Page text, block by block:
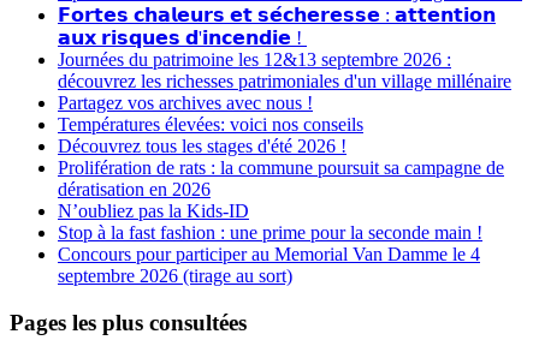
𝗙𝗼𝗿𝘁𝗲𝘀 𝗰𝗵𝗮𝗹𝗲𝘂𝗿𝘀 𝗲𝘁 𝘀𝗲́𝗰𝗵𝗲𝗿𝗲𝘀𝘀𝗲 : 𝗮𝘁𝘁𝗲𝗻𝘁𝗶𝗼𝗻
𝗮𝘂𝘅 𝗿𝗶𝘀𝗾𝘂𝗲𝘀 𝗱'𝗶𝗻𝗰𝗲𝗻𝗱𝗶𝗲 !
Journées du patrimoine les 12&13 septembre 2026 :
découvrez les richesses patrimoniales d'un village millénaire
Partagez vos archives avec nous !
Températures élevées: voici nos conseils
Découvrez tous les stages d'été 2026 !
Prolifération de rats : la commune poursuit sa campagne de
dératisation en 2026
N’oubliez pas la Kids-ID
Stop à la fast fashion : une prime pour la seconde main !
Concours pour participer au Memorial Van Damme le 4
septembre 2026 (tirage au sort)
Pages les plus consultées